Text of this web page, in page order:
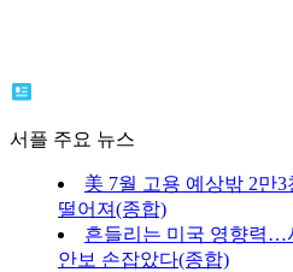
서플 주요 뉴스
美 7월 고용 예상밖 2만
떨어져(종합)
흔들리는 미국 영향력…
안보 손잡았다(종합)